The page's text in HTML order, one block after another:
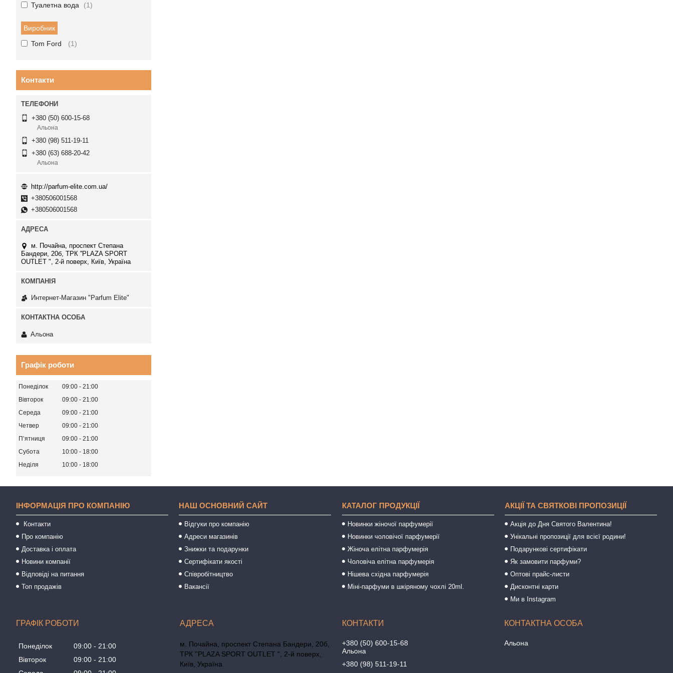
Туалетна вода
1
Виробник
Tom Ford
1
Контакти
+380 (50) 600-15-68
Альона
+380 (98) 511-19-11
+380 (63) 688-20-42
Альона
http://parfum-elite.com.ua/
+380506001568
+380506001568
м. Почайна, проспект Степана
Бандери, 20б, ТРК ''PLAZA SPORT
OUTLET ", 2-й поверх, Київ, Україна
Интернет-Магазин "Parfum Elite"
Альона
Графік роботи
Понеділок 09:00
21:00
Вівторок
09:00
21:00
Середа
09:00
21:00
Четвер
09:00
21:00
Пʼятниця
09:00
21:00
Субота
10:00
18:00
Неділя
10:00 18:00
ІНФОРМАЦІЯ ПРО КОМПАНІЮ
Контакти
Про компанію
Доставка і оплата
Новини компанії
Відповіді на питання
Топ продажів
НАШ ОСНОВНИЙ САЙТ
Відгуки про компанію
Адреси магазинів
Знижки та подарунки
Сертифікати якості
Співробітництво
Вакансії
КАТАЛОГ ПРОДУКЦІЇ
Новинки жіночої парфумерії
Новинки чоловічої парфумерії
Жіноча елітна парфумерія
Чоловіча елітна парфумерія
Нішева східна парфумерія
Міні-парфуми в шкіряному чохлі 20ml.
АКЦІЇ ТА СВЯТКОВІ ПРОПОЗИЦІЇ
Акція до Дня Святого Валентина!
Унікальні пропозиції для всієї родини!
Подарункові сертифікати
Як замовити парфуми?
Оптові прайс-листи
Дисконтні карти
Ми в Instagram
ГРАФІК РОБОТИ
Понеділок 09:00
21:00
Вівторок
09:00
21:00
м. Почайна, проспект Степана Бандери, 20б,
ТРК ''PLAZA SPORT OUTLET ", 2-й поверх,
Київ, Україна
+380 (50) 600-15-68
Альона
+380 (98) 511-19-11
Альона